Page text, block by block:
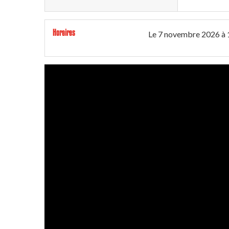
Horaires Le 7 novembre 2026à